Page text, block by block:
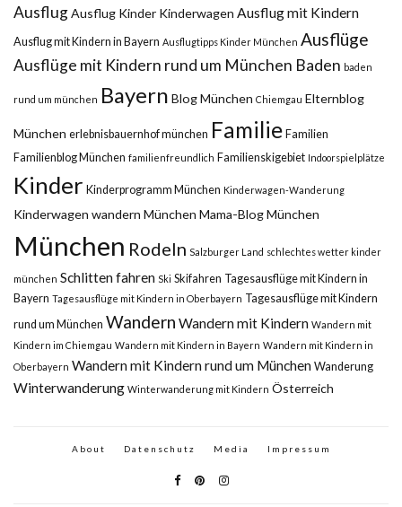
AusflugAusflug Kinder Kinderwagen Ausflug mit Kindern
Ausflug mit Kindern in Bayern Ausflugtipps Kinder München Ausflüge
Ausflüge mit Kindern rund um München Baden baden
rund um münchen Bayern Blog München Chiemgau Elternblog
München erlebnisbauernhof münchen Familie Familien
Familienblog München familienfreundlich Familienskigebiet Indoorspielplätze
Kinder Kinderprogramm München Kinderwagen-Wanderung
Kinderwagen wandern München Mama-Blog München
München Rodeln Salzburger Land schlechtes wetter kinder
münchen Schlitten fahren Ski Skifahren Tagesausflüge mit Kindern in
Bayern Tagesausflüge mit Kindern in Oberbayern Tagesausflüge mit Kindern
rund um München Wandern Wandern mit Kindern Wandern mit
Kindern im Chiemgau Wandern mit Kindern in Bayern Wandern mit Kindern in
Oberbayern Wandern mit Kindern rund um München Wanderung
Winterwanderung Winterwanderung mit Kindern Österreich
About Datenschutz Media Impressum